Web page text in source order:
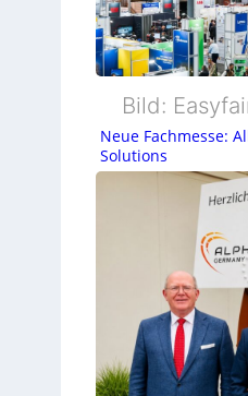
Bild:
Neue Fachmesse:
Solutions